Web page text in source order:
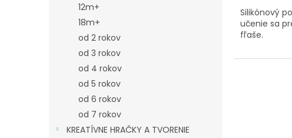
12m+
18m+
od 2 rokov
od 3 rokov
od 4 rokov
od 5 rokov
od 6 rokov
od 7 rokov
KREATÍVNE HRAČKY A TVORENIE
Silikónový
učenie sa
fľaše.